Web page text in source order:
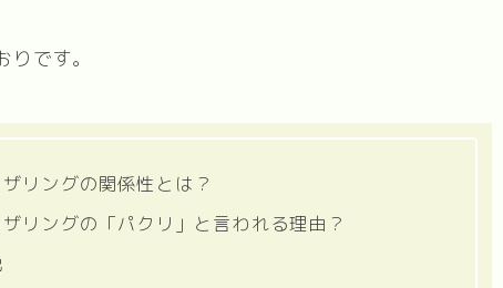
です。
リングの関係性とは？
リングの「パクリ」と言われる理由？